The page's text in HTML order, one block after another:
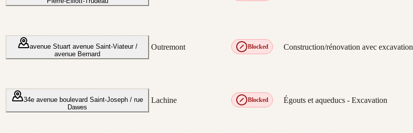
avenue Stuart avenue Saint-Viateur /
avenue Bernard
Outremont Blocked Construction/rénovation avec excavation
34e avenue boulevard Saint-Joseph / rue
Dawes
Lachine Blocked Égouts et aqueducs - Excavation